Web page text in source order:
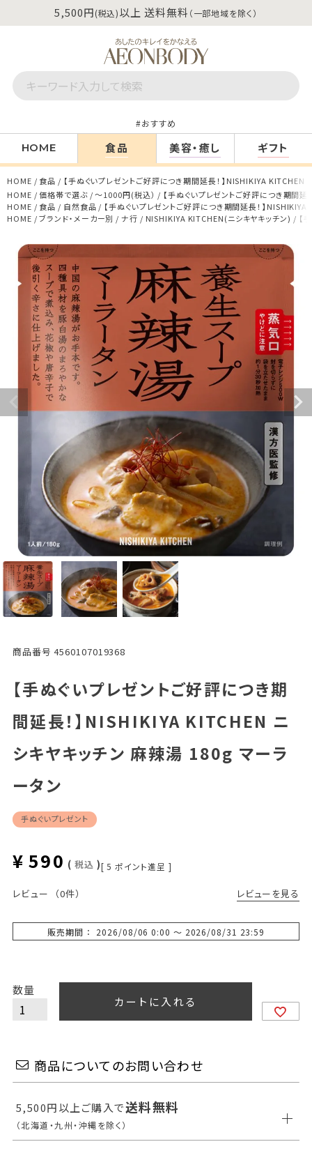
5,500円(税込)以上 送料無料 （一部地域を除く）
おすすめ
HOME 食品 美容・癒し ギフト
HOME 食品
【手ぬぐいプレゼントご好評につき期間延長！】NISHIKIYA
HOME
価格帯で選ぶ ～1000円(税込）
【手ぬぐいプレゼントご好評につき期間
HOME
食品 自然食品
【手ぬぐいプレゼントご好評につき期間延長！】
HOME
ブランド・メーカー別 ナ行 NISHIKIYA KITCHEN(ニシキヤキッチン) 【
商品番号 4560107019368
【手ぬぐいプレゼントご好評につき期
間延長！】NISHIKIYA KITCHEN ニ
シキヤキッチン 麻辣湯 180g マーラ
ータン
手ぬぐいプレゼント
¥ 590 税込 [ 5 ポイント進呈 ]
レビュー （0件） レビューを見る
販売期間 2026/08/06 0:00 〜 2026/08/31 23:59
カートに入れる
商品についてのお問い合わせ
5,500円以上ご購入で送料無料
（北海道・九州・沖縄を除く）